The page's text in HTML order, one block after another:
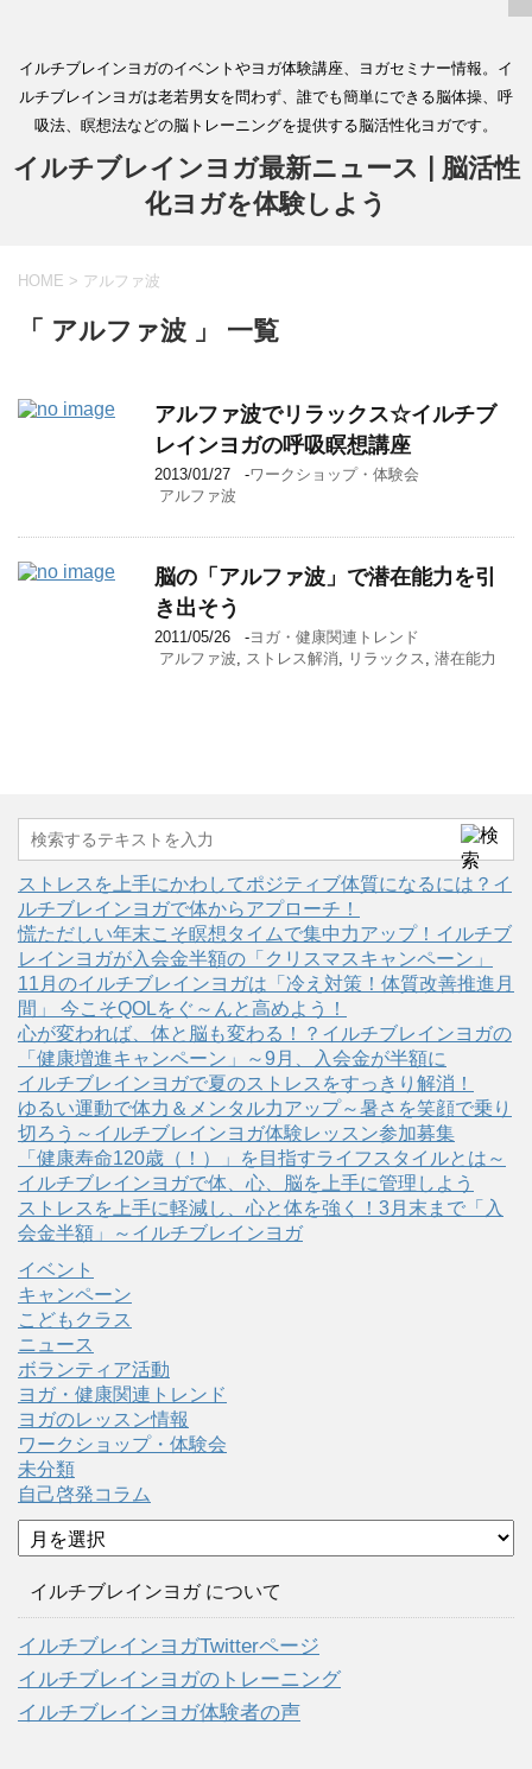
イルチブレインヨガのイベントやヨガ体験講座、ヨガセミナー情報。イ
ルチブレインヨガは老若男女を問わず、誰でも簡単にできる脳体操、呼
吸法、瞑想法などの脳トレーニングを提供する脳活性化ヨガです。
イルチブレインヨガ最新ニュース | 脳活性
化ヨガを体験しよう
HOME > アルファ波
「 アルファ波 」 一覧
アルファ波でリラックス☆イルチブ
レインヨガの呼吸瞑想講座
2013/01/27 -ワークショップ・体験会
アルファ波
脳の「アルファ波」で潜在能力を引
き出そう
2011/05/26 -ヨガ・健康関連トレンド
アルファ波
ストレス解消 リラックス 潜在能力
ストレスを上手にかわしてポジティブ体質になるには？イ
ルチブレインヨガで体からアプローチ！
慌ただしい年末こそ瞑想タイムで集中力アップ！イルチブ
レインヨガが入会金半額の「クリスマスキャンペーン」
11月のイルチブレインヨガは「冷え対策！体質改善推進月
間」 今こそQOLをぐ～んと高めよう！
心が変われば、体と脳も変わる！？イルチブレインヨガの
「健康増進キャンペーン」～9月、入会金が半額に
イルチブレインヨガで夏のストレスをすっきり解消！
ゆるい運動で体力＆メンタル力アップ～暑さを笑顔で乗り
切ろう～イルチブレインヨガ体験レッスン参加募集
「健康寿命120歳（！）」を目指すライフスタイルとは～
イルチブレインヨガで体、心、脳を上手に管理しよう
ストレスを上手に軽減し、心と体を強く！3月末まで「入
会金半額」～イルチブレインヨガ
イベント
キャンペーン
こどもクラス
ニュース
ボランティア活動
ヨガ・健康関連トレンド
ヨガのレッスン情報
ワークショップ・体験会
未分類
自己啓発コラム
ア
ー
イルチブレインヨガ について
イルチブレインヨガTwitterページ
イルチブレインヨガのトレーニング
イルチブレインヨガ体験者の声